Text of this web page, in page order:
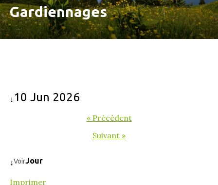
Gardiennages
↓ 10 Jun 2026
« Précédent
Suivant »
↓VoirJour
Imprimer